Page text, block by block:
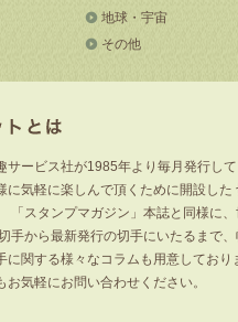
地球・宇宙
その他
サービス社が1985年より毎月発行し
に気軽に楽しんで頂くために開設し
「スタンプマガジン」本誌と同様に
手から最新発行の切手にいたるまで
に関する様々なコラムも用意してお
気軽にお問い合わせください。